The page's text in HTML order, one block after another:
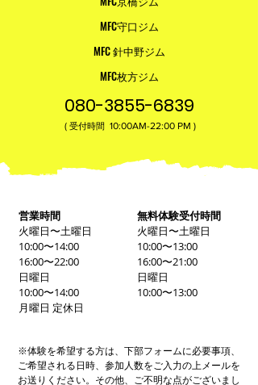
MFC守口ジム
MFC 針中野ジム
MFC枚方ジム
080-3855-6839
( 受付時間 10:00AM-22:00​ PM )
営業時間
火曜日〜土曜日
10:00〜14:00
16:00〜22:00
日曜日
10:00〜14:00
月曜日 定休日
無料体験受付時間
火曜日〜土曜日
10:00〜13:00
16:00〜21:00
日曜日
10:00〜13:00
※体験を希望する方は、下部フォームに必要事項、
ご希望される日時、参加人数をご入力の上メールを
お送りください。その他、ご不明な点がございまし